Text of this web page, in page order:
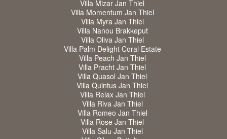
Villa Mizar Jan Thiel
Villa Momentum Jan Thiel
Villa Myra Jan Thiel
Villa Nanou Brakkeput
Villa Oliva Jan Thiel
Villa Palm Delight Coral Estate
Villa Peach Jan Thiel
Villa Pracht Jan Thiel
Villa Quasol Jan Thiel
Villa Quintus Jan Thiel
Villa Relax Jan Thiel
Villa Riva Jan Thiel
Villa Romeo Jan Thiel
Villa Rose Jan Thiel
Villa Salu Jan Thiel